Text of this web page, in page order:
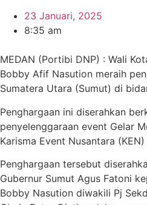
23 Januari, 2025
8:35 am
MEDAN (Portibi DNP) : Wali
Bobby Afif Nasution meraih
Sumatera Utara (Sumut) di
Penghargaan ini diserahkan
penyelenggaraan event Gelar
Karisma Event Nusantara
Penghargaan tersebut
Gubernur Sumut Agus Fatoni
Bobby Nasution diwakili Pj